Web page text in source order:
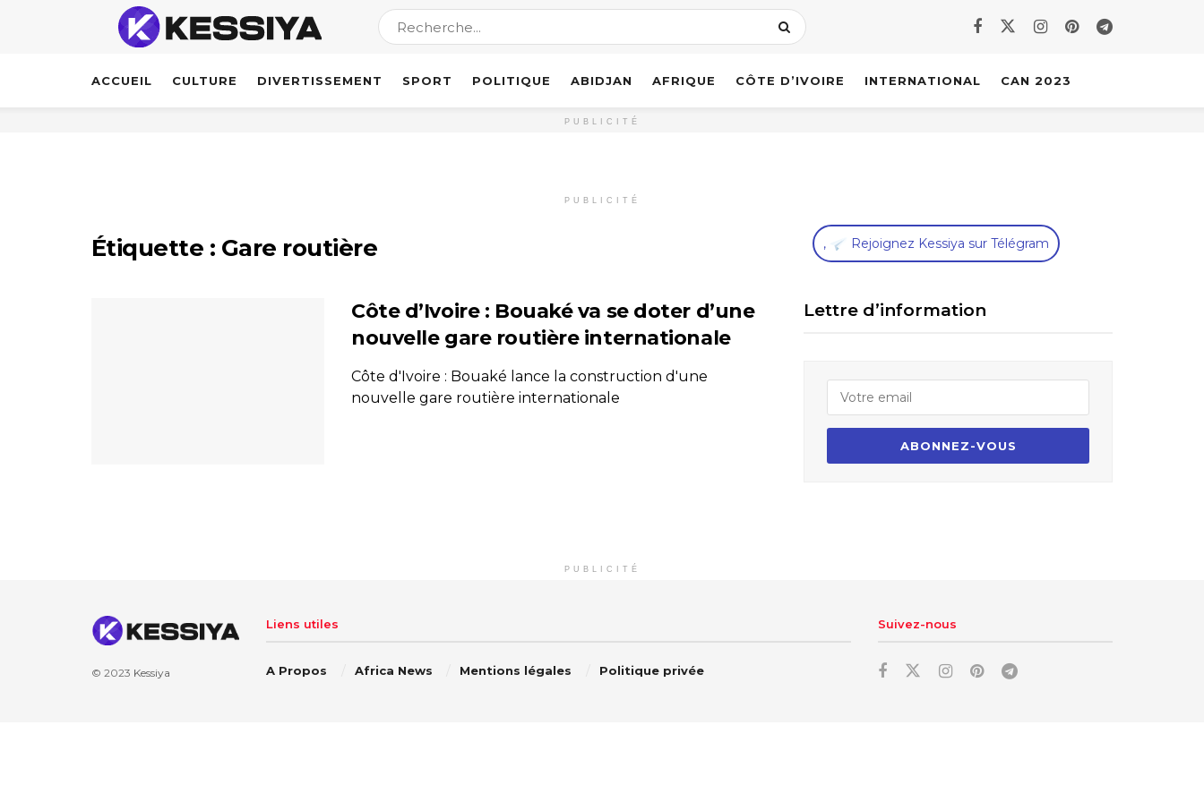
ACCUEIL CULTURE DIVERTISSEMENT SPORT POLITIQUE ABIDJAN AFRIQUE CÔTE D’IVOIRE INTERNATIONAL CAN 2023
PUBLICITÉ
PUBLICITÉ
Étiquette : Gare routière
Côte d’Ivoire : Bouaké va se doter d’une
nouvelle gare routière internationale
Côte d'Ivoire : Bouaké lance la construction d'une
nouvelle gare routière internationale
, Rejoignez Kessiya sur Télégram
Lettre d’information
PUBLICITÉ
© 2023 Kessiya
Liens utiles
A Propos Africa News Mentions légales Politique privée
Suivez-nous